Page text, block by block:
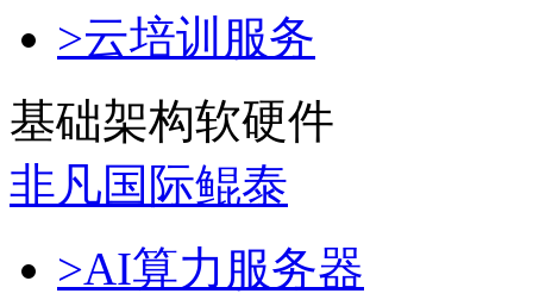
>云培训服务
基础架构软硬件
非凡国际鲲泰
>AI算力服务器